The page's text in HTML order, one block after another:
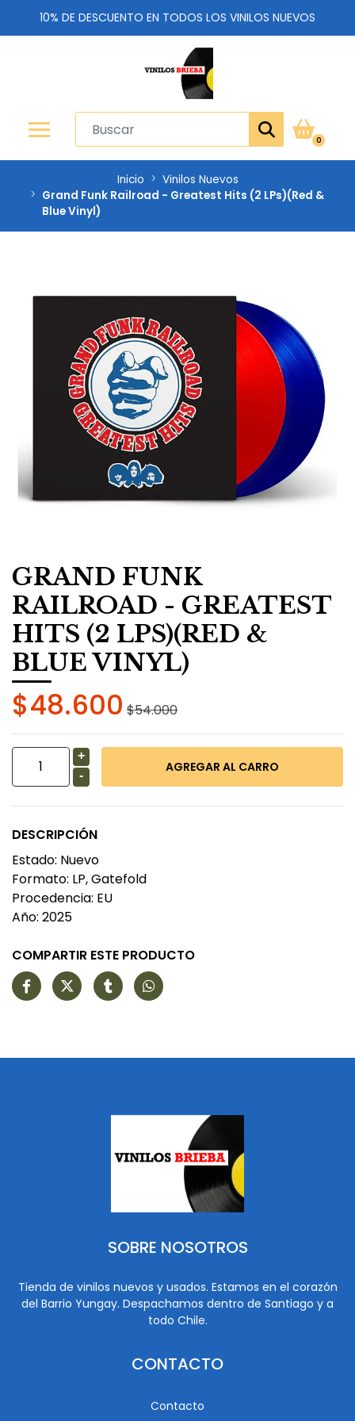
10% DE DESCUENTO EN TODOS LOS VINILOS NUEVOS
0
Inicio
Vinilos Nuevos
Grand Funk Railroad - Greatest Hits (2 LPs)(Red &
Blue Vinyl)
GRAND FUNK
RAILROAD - GREATEST
HITS (2 LPS)(RED &
BLUE VINYL)
$48.600 $54.000
+
-
DESCRIPCIÓN
Estado: Nuevo
Formato: LP, Gatefold
Procedencia: EU
Año: 2025
COMPARTIR ESTE PRODUCTO
SOBRE NOSOTROS
Tienda de vinilos nuevos y usados. Estamos en el corazón
del Barrio Yungay. Despachamos dentro de Santiago y a
todo Chile.
CONTACTO
Contacto